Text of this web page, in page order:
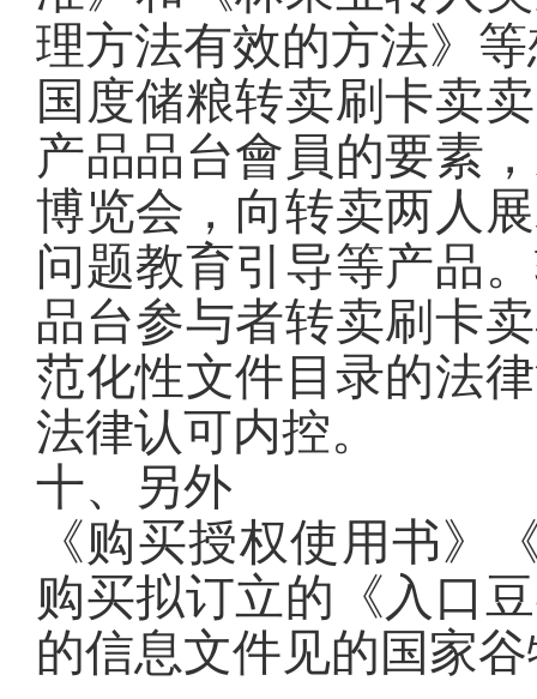
理方法有效的方法》
国度储粮转卖刷卡卖
产品品台會員的要素
博览会，向转卖两人
问题教育引导等产品
品台参与者转卖刷卡
范化性文件目录的法
法律认可内控。
十、另外
《购买授权使用书》
购买拟订立的《入口
的信息文件见的国家